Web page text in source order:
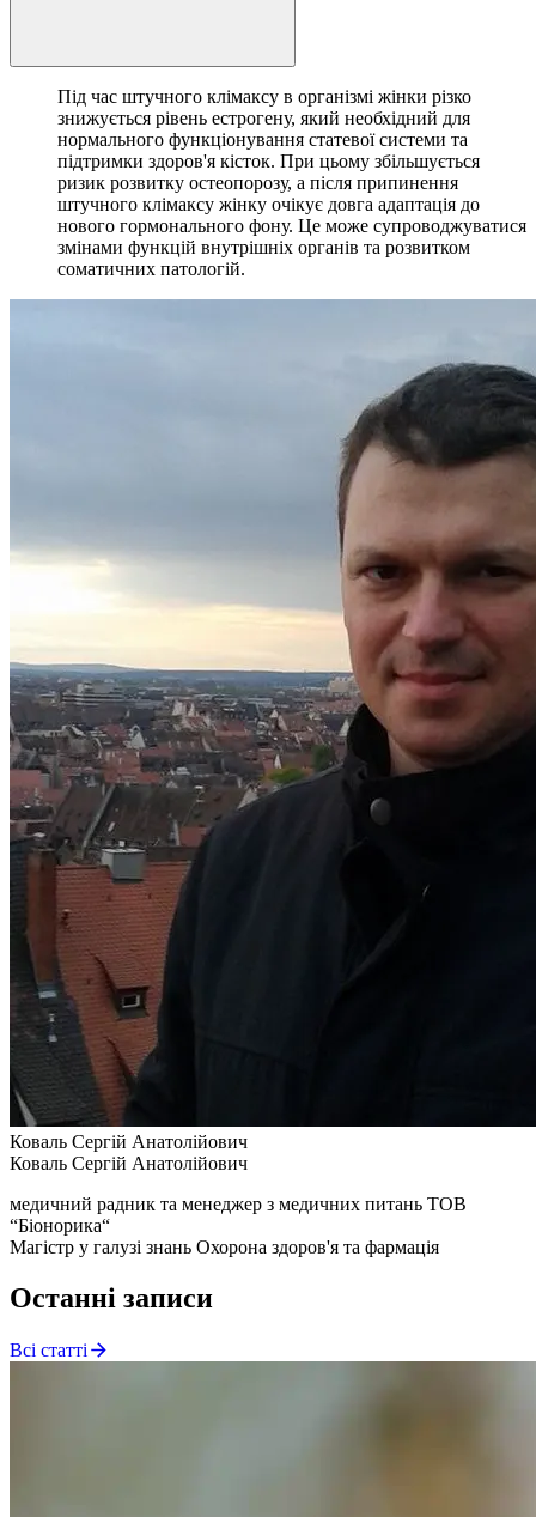
Під час штучного клімаксу в організмі жінки різко
знижується рівень естрогену, який необхідний для
нормального функціонування статевої системи та
підтримки здоров'я кісток. При цьому збільшується
ризик розвитку остеопорозу, а після припинення
штучного клімаксу жінку очікує довга адаптація до
нового гормонального фону. Це може супроводжуватися
змінами функцій внутрішніх органів та розвитком
соматичних патологій.
Коваль Сергій Анатолійович
Коваль Сергій Анатолійович
медичний радник та менеджер з медичних питань ТОВ
“Біонорика“
Магістр у галузі знань Охорона здоров'я та фармація
Останні записи
Всі статті